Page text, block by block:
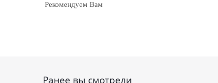
Рекомендуем Вам
Ранее вы смотрели